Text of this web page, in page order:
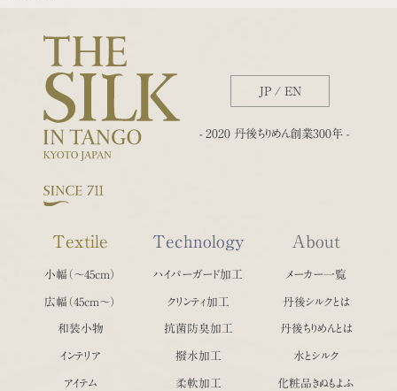
JP /EN
- 2020 丹後ちりめん創業300年 -
Textile
小幅（〜45cm）
広幅（45cm〜）
和装小物
インテリア
アイテム
Technology
ハイパーガード加工
クリンティ加工
抗菌防臭加工
撥水加工
柔軟加工
About
メーカー一覧
丹後シルクとは
丹後ちりめんとは
水とシルク
化粧品きぬもよふ